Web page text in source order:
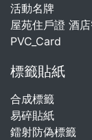
活動名牌
屋苑住戶證 酒
PVC_Card
標籤貼紙
合成標籤
易碎貼紙
鐳射防偽標籤